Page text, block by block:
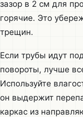
зазор в 2 см для
горячие. Это
трещин.
Если трубы идут
повороты, лучше
Используйте
он выдержит
каркас из